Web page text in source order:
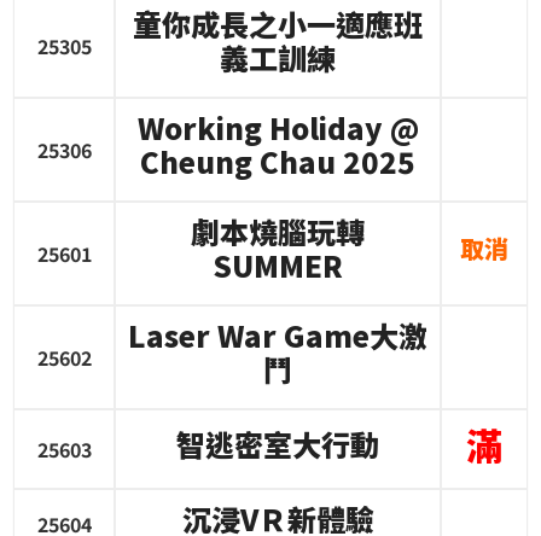
25305
童你成長之小一適應班
義工訓練
25306
Working Holiday @
Cheung Chau 2025
25601
劇本燒腦玩轉
SUMMER
取消
25602
Laser War Game大激
鬥
25603 智逃密室大行動 滿
25604 沉浸VＲ新體驗